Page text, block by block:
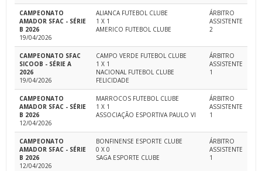
CAMPEONATO
AMADOR SFAC - SÉRIE
B 2026
19/04/2026
ALIANCA FUTEBOL CLUBE
1 X 1
AMERICO FUTEBOL CLUBE
ÁRBITRO
ASSISTENTE
2
CAMPEONATO SFAC
SICOOB - SÉRIE A
2026
19/04/2026
CAMPO VERDE FUTEBOL CLUBE
1 X 1
NACIONAL FUTEBOL CLUBE
FELICIDADE
ÁRBITRO
ASSISTENTE
1
CAMPEONATO
AMADOR SFAC - SÉRIE
B 2026
12/04/2026
MARROCOS FUTEBOL CLUBE
1 X 1
ASSOCIAÇÃO ESPORTIVA PAULO VI
ÁRBITRO
ASSISTENTE
1
CAMPEONATO
AMADOR SFAC - SÉRIE
B 2026
12/04/2026
BONFINENSE ESPORTE CLUBE
0 X 0
SAGA ESPORTE CLUBE
ÁRBITRO
ASSISTENTE
1